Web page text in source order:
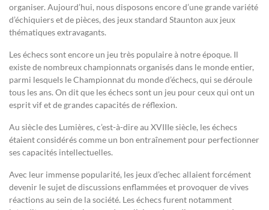
organiser. Aujourd’hui, nous disposons encore d’une grande variété
d’échiquiers et de pièces, des jeux standard Staunton aux jeux
thématiques extravagants.
Les échecs sont encore un jeu très populaire à notre époque. Il
existe de nombreux championnats organisés dans le monde entier,
parmi lesquels le Championnat du monde d’échecs, qui se déroule
tous les ans. On dit que les échecs sont un jeu pour ceux qui ont un
esprit vif et de grandes capacités de réflexion.
Au siècle des Lumières, c’est-à-dire au XVIIIe siècle, les échecs
étaient considérés comme un bon entraînement pour perfectionner
ses capacités intellectuelles.
Avec leur immense popularité, les jeux d’echec allaient forcément
devenir le sujet de discussions enflammées et provoquer de vives
réactions au sein de la société. Les échecs furent notamment